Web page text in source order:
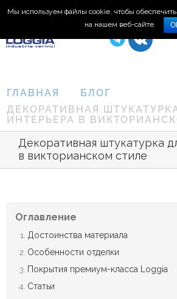
8 (495) 150-66-77
ГЛАВНАЯ
БЛОГ
ДЕКОРАТИВНАЯ
ИНТЕРЬЕРА В
Декоративная штукатурка
в викторианском стиле
Оглавление
Достоинства материала
Особенности отделки
Покрытия премиум-класса Loggia
Статьи
Мы используем файлы cookie, чтобы
на нашем веб-сайте.